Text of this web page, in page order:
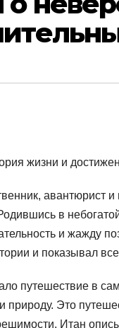
авантюрист и
в
и жажду
и показывал
путешествие в
природу. Это
Итан